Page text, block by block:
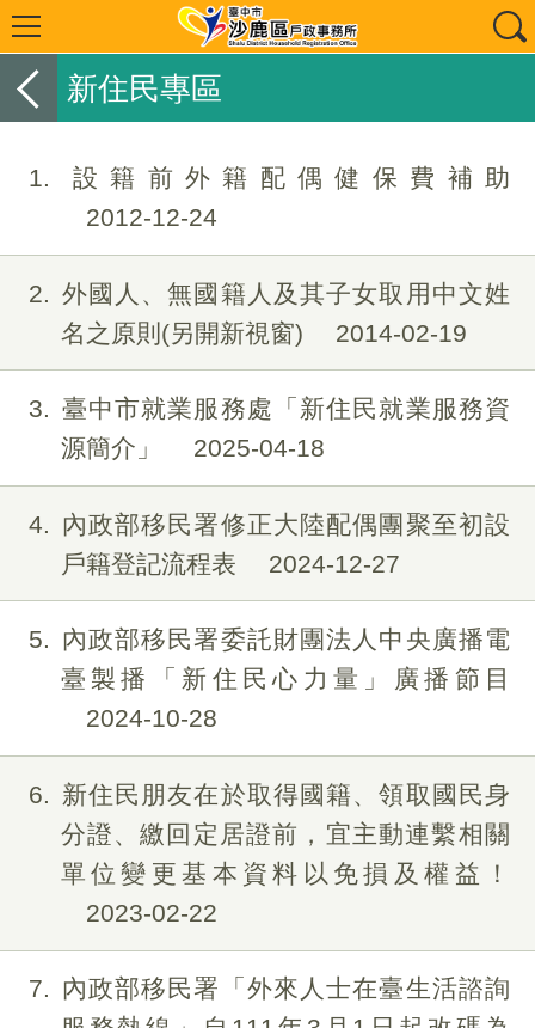
新住民專區
1
設籍前外籍配偶健保費補助
2012-12-24
2
外國人、無國籍人及其子女取用中文姓
名之原則(另開新視窗)
2014-02-19
3
臺中市就業服務處「新住民就業服務資
源簡介」
2025-04-18
4
內政部移民署修正大陸配偶團聚至初設
戶籍登記流程表
2024-12-27
5
內政部移民署委託財團法人中央廣播電
臺製播「新住民心力量」廣播節目
2024-10-28
6
新住民朋友在於取得國籍、領取國民身
分證、繳回定居證前，宜主動連繫相關
單位變更基本資料以免損及權益！
2023-02-22
7
內政部移民署「外來人士在臺生活諮詢